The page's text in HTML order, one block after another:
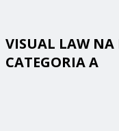
VISUAL LAW NA
CATEGORIA A